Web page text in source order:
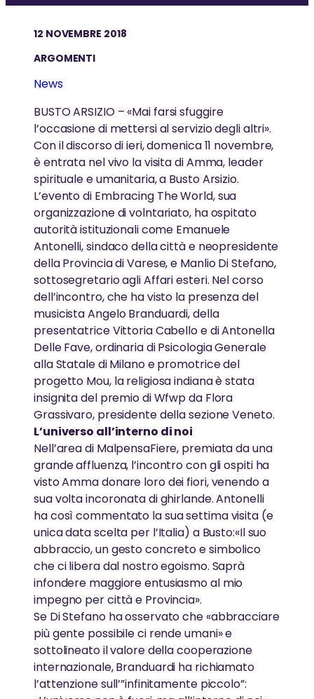
PREMI e RICONOSCIMENTI
per il suo lavoro e la sua saggezza
LE OPERE E LA MISSIONE
Una rete globale di organizzazioni non profit gestite
da volontari, guidate e ispirate da Amma
SAGGEZZA e PRATICHE SPIRITUALI
La spiritualità è la scienza che ci insegna come
vivere felici nel mondo
AMMA’S WAY – UN ABBRACCIO AL MONDO
Il film documentario di Anna Agnelli che racconta le
attività umanitarie di Amma
approfondire gli insegnamenti di Amma
“L’energia dell’amore puro è dentro di te; ha
-Amma
AMMA IN ITALIA
Scopri la visita di Amma in Italia.
LE VISITE DI SWAMI
Swami Shubamritananda Puri tiene regolarmente
conferenze e seminari
GREENFRIENDS
GreenFriends è un movimento internazionale che
promuove il rispetto per la natura
AYUDH
La prossima generazione di leader compassionevoli
Eventi
Contribuisci
News
12 NOVEMBRE 2018
ARGOMENTI
News
BUSTO ARSIZIO – «Mai farsi sfuggire
l’occasione di mettersi al servizio degli altri».
Con il discorso di ieri, domenica 11 novembre,
è entrata nel vivo la visita di Amma, leader
spirituale e umanitaria, a Busto Arsizio.
L’evento di Embracing The World, sua
organizzazione di volntariato, ha ospitato
autorità istituzionali come Emanuele
Antonelli, sindaco della città e neopresidente
della Provincia di Varese, e Manlio Di Stefano,
sottosegretario agli Affari esteri. Nel corso
dell’incontro, che ha visto la presenza del
musicista Angelo Branduardi, della
presentatrice Vittoria Cabello e di Antonella
Delle Fave, ordinaria di Psicologia Generale
alla Statale di Milano e promotrice del
progetto Mou, la religiosa indiana è stata
insignita del premio di Wfwp da Flora
Grassivaro, presidente della sezione Veneto.
L’universo all’interno di noi
Nell’area di MalpensaFiere, premiata da una
grande affluenza, l’incontro con gli ospiti ha
visto Amma donare loro dei fiori, venendo a
sua volta incoronata di ghirlande. Antonelli
ha così commentato la sua settima visita (e
unica data scelta per l’Italia) a Busto:«Il suo
abbraccio, un gesto concreto e simbolico
che ci libera dal nostro egoismo. Saprà
infondere maggiore entusiasmo al mio
impegno per città e Provincia».
Se Di Stefano ha osservato che «abbracciare
più gente possibile ci rende umani» e
sottolineato il valore della cooperazione
internazionale, Branduardi ha richiamato
l’attenzione sull’”infinitamente piccolo”: